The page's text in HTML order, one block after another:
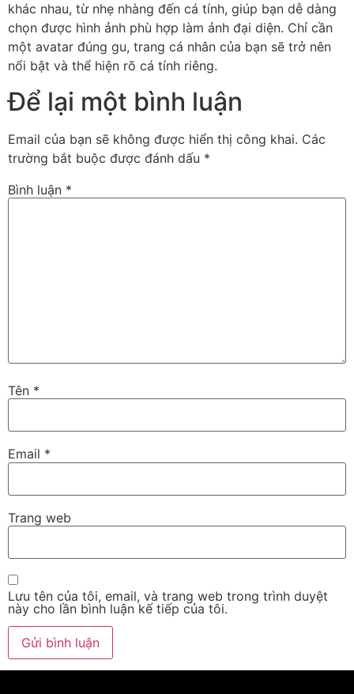
khác nhau, từ nhẹ nhàng đến cá tính, giúp bạn dễ dàng
chọn được hình ảnh phù hợp làm ảnh đại diện. Chỉ cần
một avatar đúng gu, trang cá nhân của bạn sẽ trở nên
nổi bật và thể hiện rõ cá tính riêng.
Để lại một bình luận
Email của bạn sẽ không được hiển thị công khai. Các
trường bắt buộc được đánh dấu *
Bình luận *
Tên *
Email *
Trang web
Lưu tên của tôi, email, và trang web trong trình duyệt
này cho lần bình luận kế tiếp của tôi.